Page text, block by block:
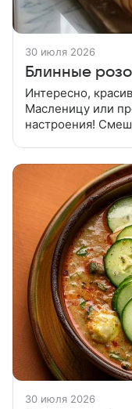
30 июля 2026
Блинные
Интересно,
Масленицу или
настроения!
30 июля 2026